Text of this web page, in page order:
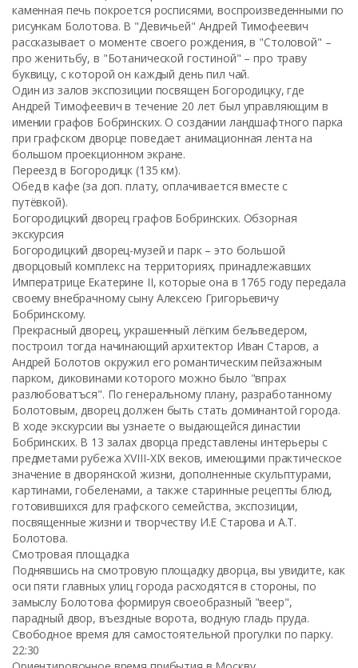
каменная печь покроется росписями, воспроизведенными по
рисункам Болотова. В "Девичьей" Андрей Тимофеевич
рассказывает о моменте своего рождения, в "Столовой" –
про женитьбу, в "Ботанической гостиной" – про траву
буквицу, с которой он каждый день пил чай.
Один из залов экспозиции посвящен Богородицку, где
Андрей Тимофеевич в течение 20 лет был управляющим в
имении графов Бобринских. О создании ландшафтного парка
при графском дворце поведает анимационная лента на
большом проекционном экране.
Переезд в Богородицк (135 км).
Обед в кафе (за доп. плату, оплачивается вместе с
путёвкой).
Богородицкий дворец графов Бобринских. Обзорная
экскурсия
Богородицкий дворец-музей и парк – это большой
дворцовый комплекс на территориях, принадлежавших
Императрице Екатерине II, которые она в 1765 году передала
своему внебрачному сыну Алексею Григорьевичу
Бобринскому.
Прекрасный дворец, украшенный лёгким бельведером,
построил тогда начинающий архитектор Иван Старов, а
Андрей Болотов окружил его романтическим пейзажным
парком, диковинами которого можно было "впрах
разлюбоватъся". По генеральному плану, разработанному
Болотовым, дворец должен быть стать доминантой города.
В ходе экскурсии вы узнаете о выдающейся династии
Бобринских. В 13 залах дворца представлены интерьеры с
предметами рубежа XVIII-XIX веков, имеющими практическое
значение в дворянской жизни, дополненные скульптурами,
картинами, гобеленами, а также старинные рецепты блюд,
готовившихся для графского семейства, экспозиции,
посвященные жизни и творчеству И.Е Старова и А.Т.
Болотова.
Смотровая площадка
Поднявшись на смотровую площадку дворца, вы увидите, как
оси пяти главных улиц города расходятся в стороны, по
замыслу Болотова формируя своеобразный "веер",
парадный двор, въездные ворота, водную гладь пруда.
Свободное время для самостоятельной прогулки по парку.
22:30